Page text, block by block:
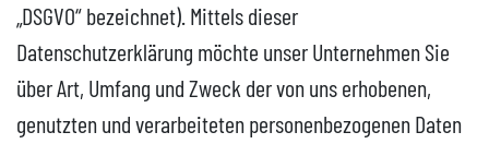
„DSGVO“ bezeichnet). Mittels dieser
Datenschutzerklärung möchte unser Unternehmen Sie
über Art, Umfang und Zweck der von uns erhobenen,
genutzten und verarbeiteten personenbezogenen Daten